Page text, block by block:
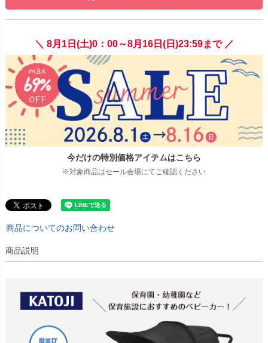
＼ 8月1日(土)0：00～8月16日(日)23:59まで ／
今だけの特別価格アイテムはこちら
※対象商品はセール会場にてご確認ください
商品についてのお問い合わせ
商品説明